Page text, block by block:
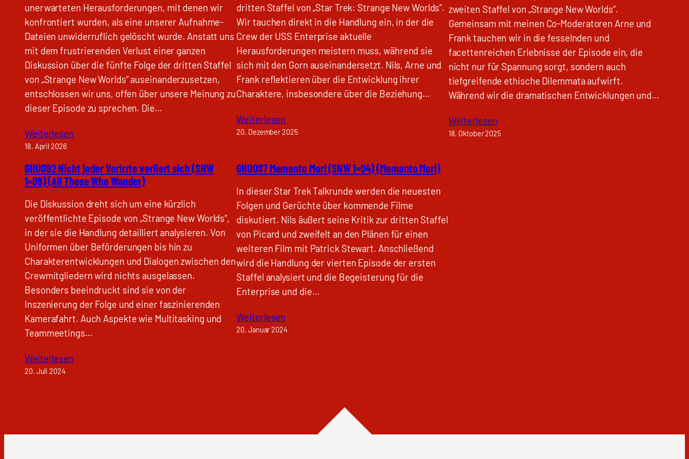
unerwarteten Herausforderungen, mit denen wir
konfrontiert wurden, als eine unserer Aufnahme-
Dateien unwiderruflich gelöscht wurde. Anstatt uns
mit dem frustrierenden Verlust einer ganzen
Diskussion über die fünfte Folge der dritten Staffel
von „Strange New Worlds“ auseinanderzusetzen,
entschlossen wir uns, offen über unsere Meinung zu
dieser Episode zu sprechen. Die…
Weiterlesen
18. April 2026
dritten Staffel von „Star Trek: Strange New Worlds“.
Wir tauchen direkt in die Handlung ein, in der die
Crew der USS Enterprise aktuelle
Herausforderungen meistern muss, während sie
sich mit den Gorn auseinandersetzt. Nils, Arne und
Frank reflektieren über die Entwicklung ihrer
Charaktere, insbesondere über die Beziehung…
Weiterlesen
20. Dezember 2025
zweiten Staffel von „Strange New Worlds“.
Gemeinsam mit meinen Co-Moderatoren Arne und
Frank tauchen wir in die fesselnden und
facettenreichen Erlebnisse der Episode ein, die
nicht nur für Spannung sorgt, sondern auch
tiefgreifende ethische Dilemmata aufwirft.
Während wir die dramatischen Entwicklungen und…
Weiterlesen
18. Oktober 2025
GHU092 Nicht jeder Verirrte verliert sich (SNW
1×09) (All Those Who Wander)
Die Diskussion dreht sich um eine kürzlich
veröffentlichte Episode von „Strange New Worlds“,
in der sie die Handlung detailliert analysieren. Von
Uniformen über Beförderungen bis hin zu
Charakterentwicklungen und Dialogen zwischen den
Crewmitgliedern wird nichts ausgelassen.
Besonders beeindruckt sind sie von der
Inszenierung der Folge und einer faszinierenden
Kamerafahrt. Auch Aspekte wie Multitasking und
Teammeetings…
Weiterlesen
20. Juli 2024
GHU087 Memento Mori (SNW 1×04) (Memento Mori)
In dieser Star Trek Talkrunde werden die neuesten
Folgen und Gerüchte über kommende Filme
diskutiert. Nils äußert seine Kritik zur dritten Staffel
von Picard und zweifelt an den Plänen für einen
weiteren Film mit Patrick Stewart. Anschließend
wird die Handlung der vierten Episode der ersten
Staffel analysiert und die Begeisterung für die
Enterprise und die…
Weiterlesen
20. Januar 2024